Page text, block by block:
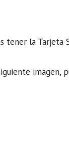
tener la Tarjeta
imagen,